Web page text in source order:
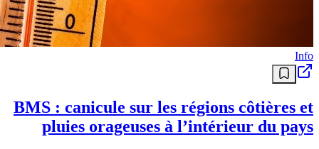
Info
BMS : canicule sur les régions côtières et
pluies orageuses à l’intérieur du pays